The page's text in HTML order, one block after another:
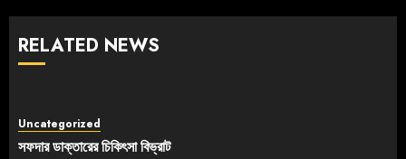
RELATED NEWS
Uncategorized
সফদার ডাক্তারের চিকিৎসা বিভ্রাট